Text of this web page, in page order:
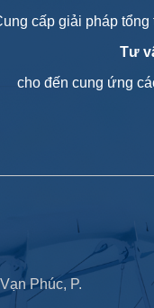
cấp giải pháp tổng
Tư
cho đến cung ứng
Phúc, P.